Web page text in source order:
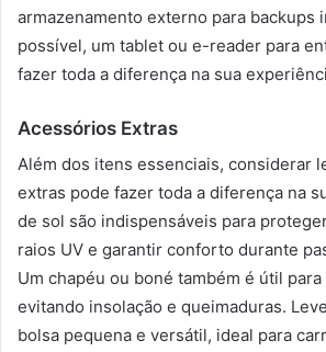
armazenamento externo para backups
possível, um tablet ou e-reader para
fazer toda a diferença na sua
Acessórios Extras
Além dos itens essenciais, considerar
extras pode fazer toda a diferença na
de sol são indispensáveis para
raios UV e garantir conforto durante
Um chapéu ou boné também é útil
evitando insolação e queimaduras.
bolsa pequena e versátil, ideal para